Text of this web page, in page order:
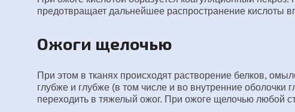
предотвращает дальнейшее распространение кислоты
Ожоги щелочью
При этом в тканях происходят растворение белков,
глубже и глубже (в том числе и во внутренние
переходить в тяжелый ожог. При ожоге щелочью любой